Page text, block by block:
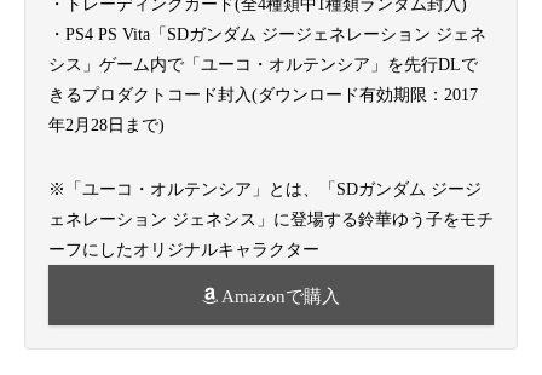
・トレーディングカード(全4種類中1種類ランダム封入)
・PS4 PS Vita「SDガンダム ジージェネレーション ジェネ
シス」ゲーム内で「ユーコ・オルテンシア」を先行DLで
きるプロダクトコード封入(ダウンロード有効期限：2017
年2月28日まで)
※「ユーコ・オルテンシア」とは、「SDガンダム ジージ
ェネレーション ジェネシス」に登場する鈴華ゆう子をモチ
ーフにしたオリジナルキャラクター
Amazonで購入